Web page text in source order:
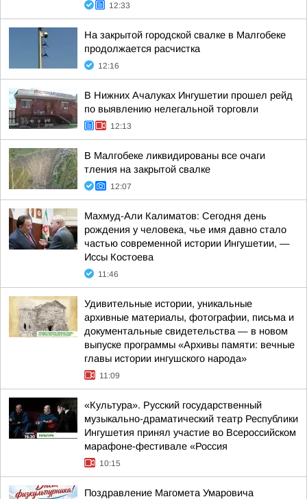
12:33
На закрытой городской свалке в Малгобеке
продолжается расчистка
12:16
В Нижних Ачалуках Ингушетии прошел рейд
по выявлению нелегальной торговли
12:13
В Малгобеке ликвидированы все очаги
тления на закрытой свалке
12:07
Махмуд-Али Калиматов: Сегодня день
рождения у человека, чье имя давно стало
частью современной истории Ингушетии, —
Иссы Костоева
11:46
Удивительные истории, уникальные
архивные материалы, фотографии, письма и
документальные свидетельства — в новом
выпуске программы «Архивы памяти: вечные
главы истории ингушского народа»
11:09
«Культура». Русский государственный
музыкально-драматический театр Республики
Ингушетия принял участие во Всероссийском
марафоне-фестивале «Россия
10:15
Поздравление Магомета Умаровича